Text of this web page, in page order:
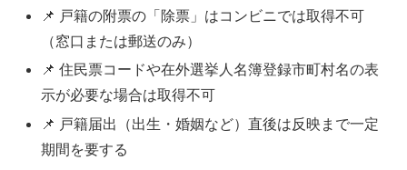
📌 戸籍の附票の「除票」はコンビニでは取得不可
（窓口または郵送のみ）
📌 住民票コードや在外選挙人名簿登録市町村名の表
示が必要な場合は取得不可
📌 戸籍届出（出生・婚姻など）直後は反映まで一定
期間を要する